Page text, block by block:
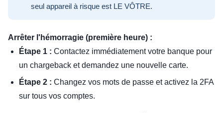
seul appareil à risque est LE VÔTRE.
Arrêter l'hémorragie (première heure) :
Étape 1 : Contactez immédiatement votre banque pour
un chargeback et demandez une nouvelle carte.
Étape 2 : Changez vos mots de passe et activez la 2FA
sur tous vos comptes.